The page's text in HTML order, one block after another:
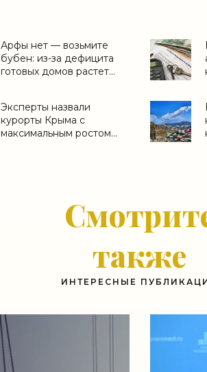
Арфы нет — возьмите
бубен: из-за дефицита
готовых домов растет
Эксперты назвали
курорты Крыма с
максимальным ростом
также
ИНТЕРЕСНЫЕ